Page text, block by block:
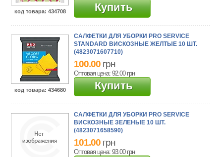
код товара: 434708 Купить
код товара: 434680
САЛФЕТКИ ДЛЯ УБОРКИ PRO SERVICE
STANDARD ВИСКОЗНЫЕ ЖЕЛТЫЕ 10 ШТ.
(4823071607710)
100.00 грн
Оптовая цена: 92.00 грн
Купить
САЛФЕТКИ ДЛЯ УБОРКИ PRO SERVICE
ВИСКОЗНЫЕ ЗЕЛЕНЫЕ 10 ШТ.
(4823071658590)
101.00 грн
Оптовая цена: 93.00 грн